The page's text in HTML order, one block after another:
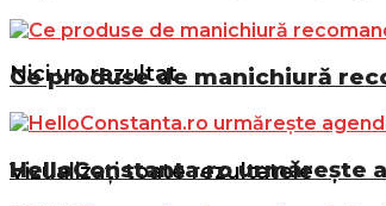
Nici un rezultat
Vizualizați toate rezultatele
Ce produse de manichiură
HelloConstanta.ro urmărește